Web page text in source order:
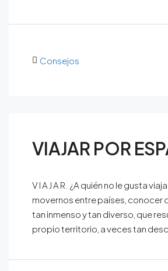
Consejos
VIAJAR POR
V I A J A R. ¿A quién no le gusta
movernos entre países, conocer
tan inmenso y tan diverso, que
propio territorio, a veces tan